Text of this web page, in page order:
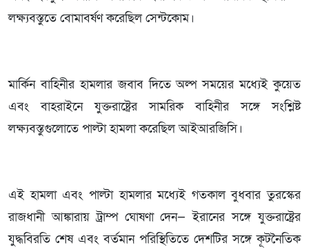
লক্ষ্যবস্তুতে বোমাবর্ষণ করেছিল সেন্টকোম।
মার্কিন বাহিনীর হামলার জবাব দিতে অল্প সময়ের মধ্যেই কুয়েত
এবং বাহরাইনে যুক্তরাষ্ট্রের সামরিক বাহিনীর সঙ্গে সংশ্লিষ্ট
লক্ষ্যবস্তুগুলোতে পাল্টা হামলা করেছিল আইআরজিসি।
এই হামলা এবং পাল্টা হামলার মধ্যেই গতকাল বুধবার তুরস্কের
রাজধানী আঙ্কারায় ট্রাম্প ঘোষণা দেন— ইরানের সঙ্গে যুক্তরাষ্ট্রের
যুদ্ধবিরতি শেষ এবং বর্তমান পরিস্থিতিতে দেশটির সঙ্গে কূটনৈতিক